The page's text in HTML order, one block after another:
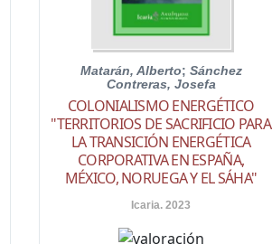
Matarán, Alberto; Sánchez
Contreras, Josefa
COLONIALISMO ENERGÉTICO
"TERRITORIOS DE SACRIFICIO PARA
LA TRANSICIÓN ENERGÉTICA
CORPORATIVA EN ESPAÑA,
MÉXICO, NORUEGA Y EL SÁHA"
Icaria. 2023